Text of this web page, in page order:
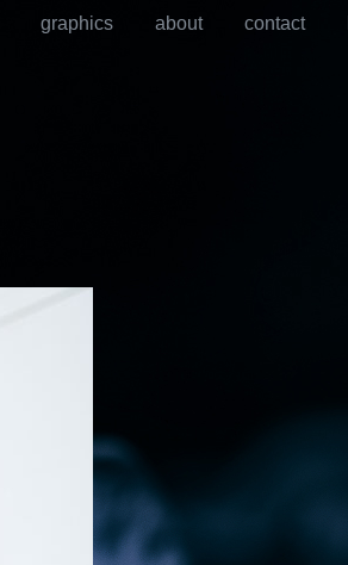
graphics about contact